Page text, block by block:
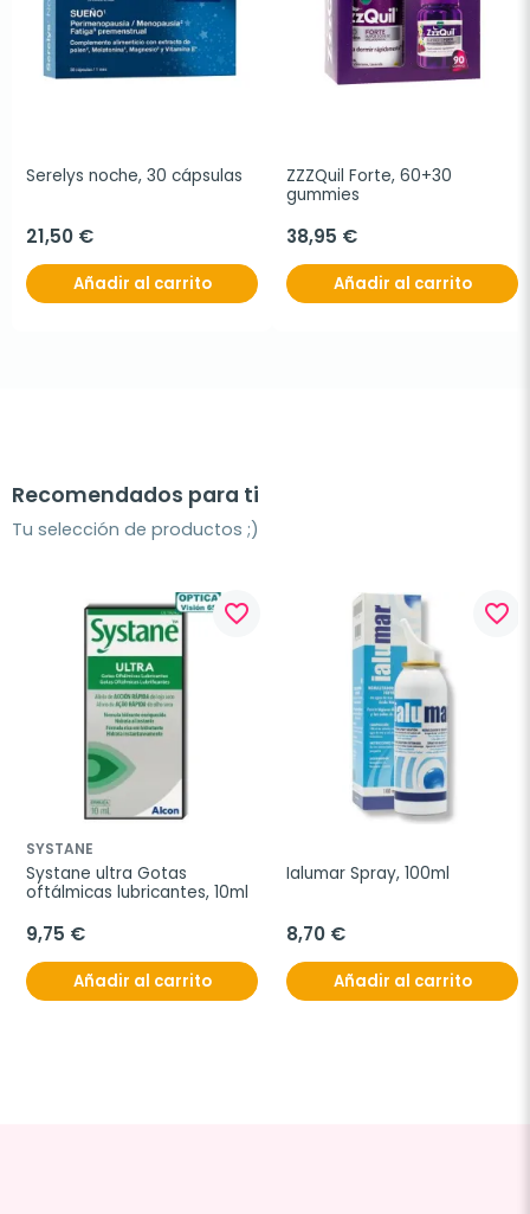
Serelys noche, 30 cápsulas
21,50 €
Añadir al carrito
ZZZQuil Forte, 60+30
gummies
38,95 €
Añadir al carrito
Recomendados para ti
Tu selección de productos ;)
favorite_border
SYSTANE
Systane ultra Gotas
oftálmicas lubricantes, 10ml
9,75 €
Añadir al carrito
favorite_border
Ialumar Spray, 100ml
8,70 €
Añadir al carrito